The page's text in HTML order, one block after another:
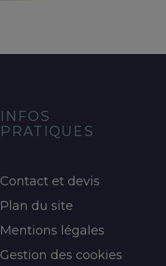
INFOS
PRATIQUES
Contact et devis
Plan du site
Mentions légales
Gestion des cookies